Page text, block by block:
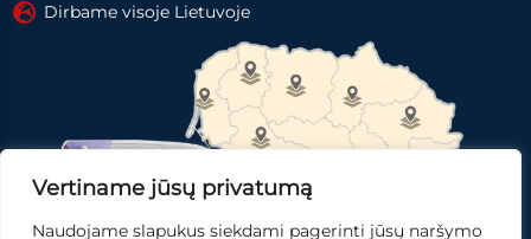
Vertiname jūsų privatumą
Naudojame slapukus siekdami pagerinti jūsų naršymo
Dirbame visoje Lietuvoje